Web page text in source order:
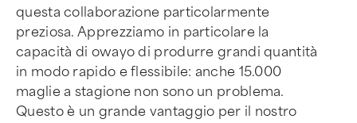
questa collaborazione particolarmente
preziosa. Apprezziamo in particolare la
capacità di owayo di produrre grandi quantità
in modo rapido e flessibile: anche 15.000
maglie a stagione non sono un problema.
Questo è un grande vantaggio per il nostro